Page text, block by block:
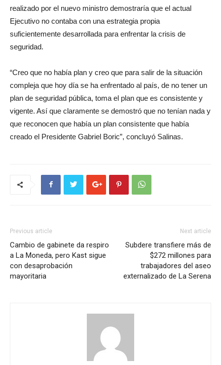
realizado por el nuevo ministro demostraría que el actual
Ejecutivo no contaba con una estrategia propia
suficientemente desarrollada para enfrentar la crisis de
seguridad.
“Creo que no había plan y creo que para salir de la situación
compleja que hoy día se ha enfrentado al país, de no tener un
plan de seguridad pública, toma el plan que es consistente y
vigente. Así que claramente se demostró que no tenían nada y
que reconocen que había un plan consistente que había
creado el Presidente Gabriel Boric”, concluyó Salinas.
Previous article
Cambio de gabinete da respiro
a La Moneda, pero Kast sigue
con desaprobación
mayoritaria
Next article
Subdere transfiere más de
$272 millones para
trabajadores del aseo
externalizado de La Serena